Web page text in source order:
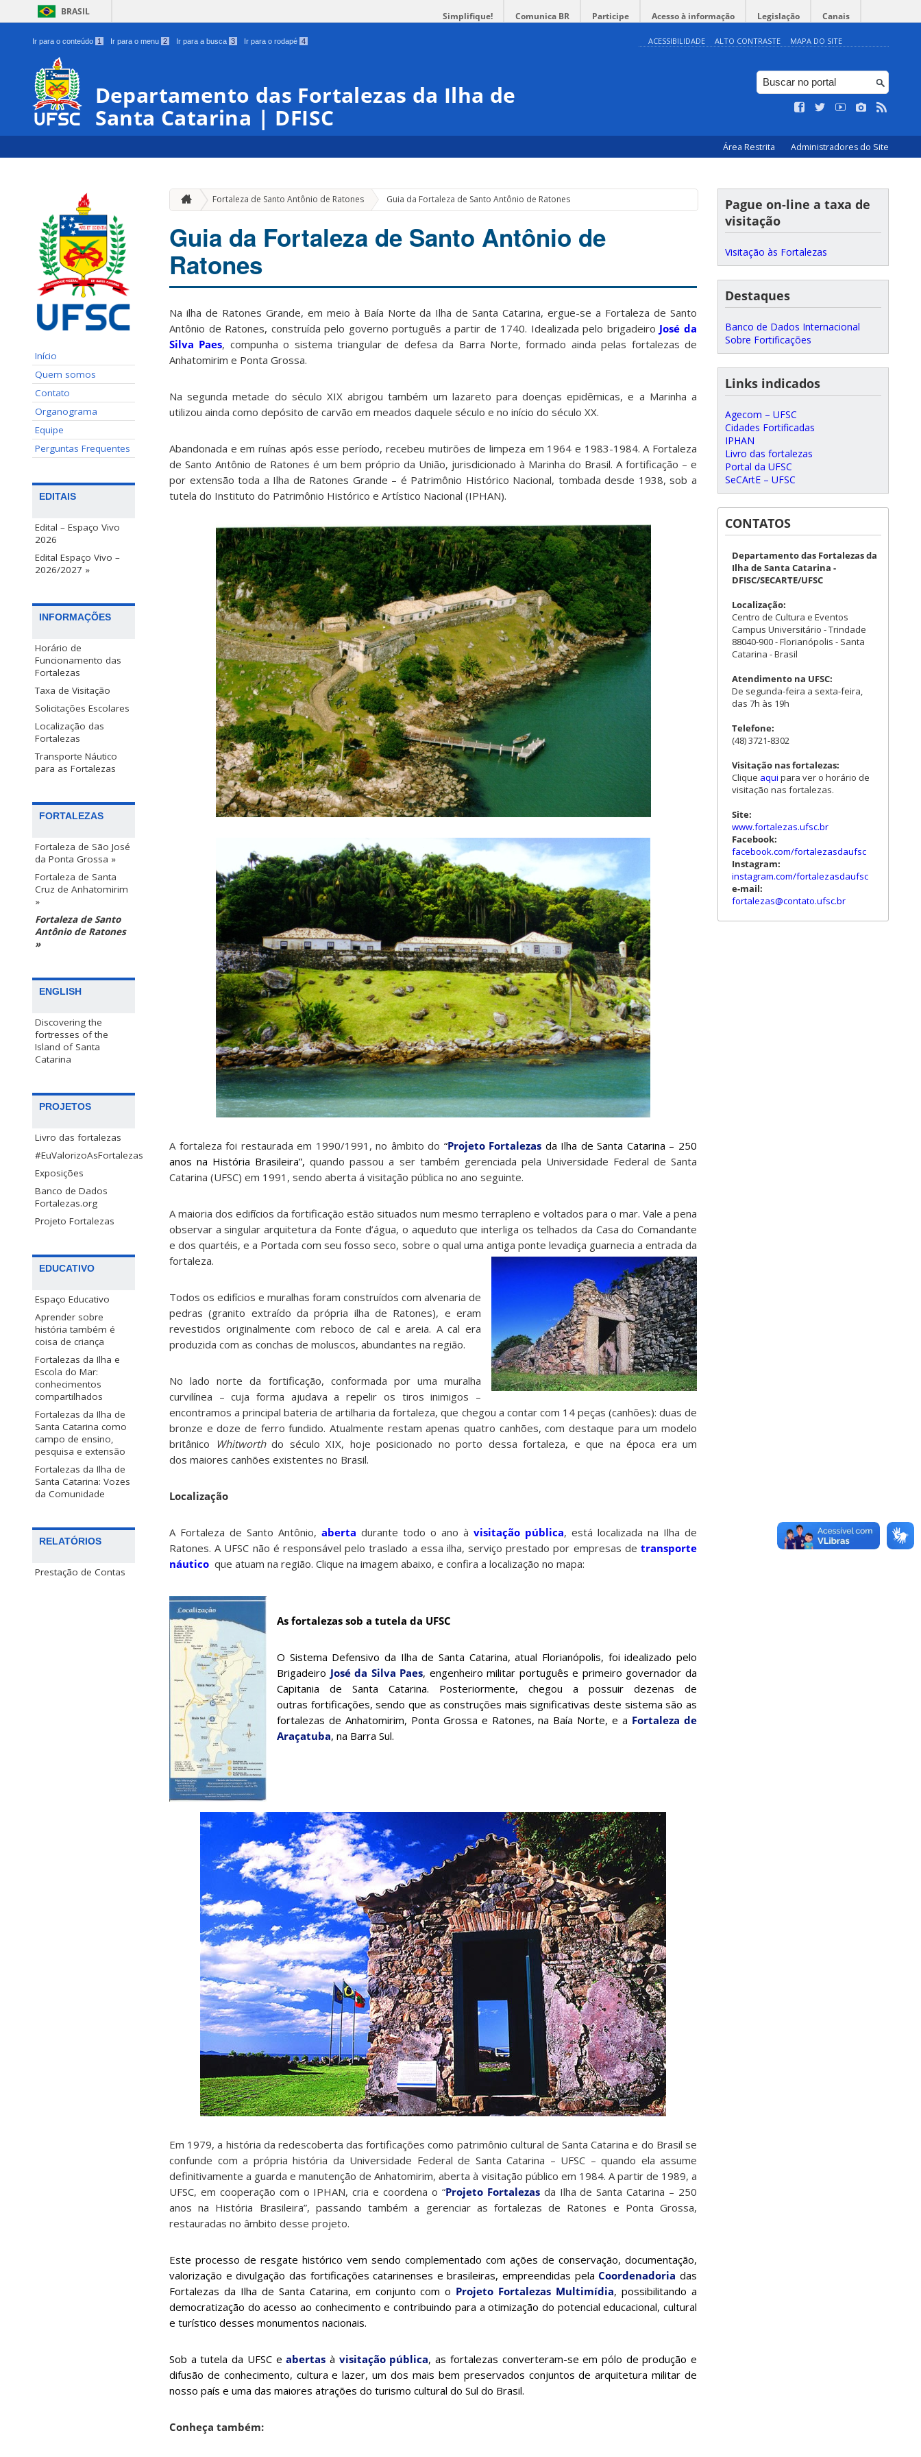
BRASIL Simplifique! Comunica BR Participe Acesso à informação Legislação Canais
Ir para o conteúdo 1 Ir para o menu 2 Ir para a busca 3 Ir para o rodapé 4 ACESSIBILIDADE ALTO CONTRASTE MAPA DO SITE
Departamento das Fortalezas da Ilha de
Santa Catarina | DFISC
Área Restrita Administradores do Site
Início
Quem somos
Contato
Organograma
Equipe
Perguntas Frequentes
EDITAIS
Edital – Espaço Vivo
2026
Edital Espaço Vivo –
2026/2027 »
INFORMAÇÕES
Horário de
Funcionamento das
Fortalezas
Taxa de Visitação
Solicitações Escolares
Localização das
Fortalezas
Transporte Náutico
para as Fortalezas
FORTALEZAS
Fortaleza de São José
da Ponta Grossa »
Fortaleza de Santa
Cruz de Anhatomirim
»
Fortaleza de Santo
Antônio de Ratones
»
ENGLISH
Discovering the
fortresses of the
Island of Santa
Catarina
PROJETOS
Livro das fortalezas
#EuValorizoAsFortalezas
Exposições
Banco de Dados
Fortalezas.org
Projeto Fortalezas
EDUCATIVO
Espaço Educativo
Aprender sobre
história também é
coisa de criança
Fortalezas da Ilha e
Escola do Mar:
conhecimentos
compartilhados
Fortalezas da Ilha de
Santa Catarina como
campo de ensino,
pesquisa e extensão
Fortalezas da Ilha de
Santa Catarina: Vozes
da Comunidade
RELATÓRIOS
Prestação de Contas
Fortaleza de Santo Antônio de Ratones Guia da Fortaleza de Santo Antônio de Ratones
Guia da Fortaleza de Santo Antônio de
Ratones
Na ilha de Ratones Grande, em meio à Baía Norte da Ilha de Santa Catarina, ergue-se a Fortaleza de Santo
Antônio de Ratones, construída pelo governo português a partir de 1740. Idealizada pelo brigadeiro José da
Silva Paes, compunha o sistema triangular de defesa da Barra Norte, formado ainda pelas fortalezas de
Anhatomirim e Ponta Grossa.
Na segunda metade do século XIX abrigou também um lazareto para doenças epidêmicas, e a Marinha a
utilizou ainda como depósito de carvão em meados daquele século e no início do século XX.
Abandonada e em ruínas após esse período, recebeu mutirões de limpeza em 1964 e 1983-1984. A Fortaleza
de Santo Antônio de Ratones é um bem próprio da União, jurisdicionado à Marinha do Brasil. A fortificação – e
por extensão toda a Ilha de Ratones Grande – é Patrimônio Histórico Nacional, tombada desde 1938, sob a
tutela do Instituto do Patrimônio Histórico e Artístico Nacional (IPHAN).
A fortaleza foi restaurada em 1990/1991, no âmbito do “Projeto Fortalezas da Ilha de Santa Catarina – 250
anos na História Brasileira”, quando passou a ser também gerenciada pela Universidade Federal de Santa
Catarina (UFSC) em 1991, sendo aberta á visitação pública no ano seguinte.
A maioria dos edifícios da fortificação estão situados num mesmo terrapleno e voltados para o mar. Vale a pena
observar a singular arquitetura da Fonte d’água, o aqueduto que interliga os telhados da Casa do Comandante
e dos quartéis, e a Portada com seu fosso seco, sobre o qual uma antiga ponte levadiça guarnecia a entrada da
fortaleza.
Todos os edifícios e muralhas foram construídos com alvenaria de
pedras (granito extraído da própria ilha de Ratones), e eram
revestidos originalmente com reboco de cal e areia. A cal era
produzida com as conchas de moluscos, abundantes na região.
No lado norte da fortificação, conformada por uma muralha
curvilínea – cuja forma ajudava a repelir os tiros inimigos –
encontramos a principal bateria de artilharia da fortaleza, que chegou a contar com 14 peças (canhões): duas de
bronze e doze de ferro fundido. Atualmente restam apenas quatro canhões, com destaque para um modelo
britânico
Whitworth do século XIX, hoje posicionado no porto dessa fortaleza, e que na época era um
dos maiores canhões existentes no Brasil.
Localização
A Fortaleza de Santo Antônio, aberta durante todo o ano à visitação pública, está localizada na Ilha de
Ratones. A UFSC não é responsável pelo traslado a essa ilha, serviço prestado por empresas de transporte
náutico que atuam na região. Clique na imagem abaixo, e confira a localização no mapa:
As fortalezas sob a tutela da UFSC
O Sistema Defensivo da Ilha de Santa Catarina, atual Florianópolis, foi idealizado pelo
Brigadeiro José da Silva Paes, engenheiro militar português e primeiro governador da
Capitania de Santa Catarina. Posteriormente, chegou a possuir dezenas de
outras fortificações, sendo que as construções mais significativas deste sistema são as
fortalezas de Anhatomirim, Ponta Grossa e Ratones, na Baía Norte, e a Fortaleza de
Araçatuba, na Barra Sul.
Em 1979, a história da redescoberta das fortificações como patrimônio cultural de Santa Catarina e do Brasil se
confunde com a própria história da Universidade Federal de Santa Catarina – UFSC – quando ela assume
definitivamente a guarda e manutenção de Anhatomirim, aberta à visitação público em 1984. A partir de 1989, a
UFSC, em cooperação com o IPHAN, cria e coordena o “Projeto Fortalezasda Ilha de Santa Catarina – 250
anos na História Brasileira”, passando também a gerenciar as fortalezas de Ratones e Ponta Grossa,
restauradas no âmbito desse projeto.
Este processo de resgate histórico vem sendo complementado com ações de conservação, documentação,
valorização e divulgação das fortificações catarinenses e brasileiras, empreendidas pelaCoordenadoria das
Fortalezas da Ilha de Santa Catarina, em conjunto com o Projeto Fortalezas Multimídia, possibilitando a
democratização do acesso ao conhecimento e contribuindo para a otimização do potencial educacional, cultural
e turístico desses monumentos nacionais.
Sob a tutela da UFSC eabertas à visitação pública, as fortalezas converteram-se em pólo de produção e
difusão de conhecimento, cultura e lazer, um dos mais bem preservados conjuntos de arquitetura militar de
nosso país e uma das maiores atrações do turismo cultural do Sul do Brasil.
Conheça também:
Pague on-line a taxa de
visitação
Visitação às Fortalezas
Destaques
Banco de Dados Internacional
Sobre Fortificações
Links indicados
Agecom – UFSC
Cidades Fortificadas
IPHAN
Livro das fortalezas
Portal da UFSC
SeCArtE – UFSC
CONTATOS
Departamento das Fortalezas da
Ilha de Santa Catarina -
DFISC/SECARTE/UFSC
Localização:
Centro de Cultura e Eventos
Campus Universitário - Trindade
88040-900 - Florianópolis - Santa
Catarina - Brasil
Atendimento na UFSC:
De segunda-feira a sexta-feira,
das 7h às 19h
Telefone:
(48) 3721-8302
Visitação nas fortalezas:
Clique aqui para ver o horário de
visitação nas fortalezas.
Site:
www.fortalezas.ufsc.br
Facebook:
facebook.com/fortalezasdaufsc
Instagram:
instagram.com/fortalezasdaufsc
e-mail:
fortalezas@contato.ufsc.br